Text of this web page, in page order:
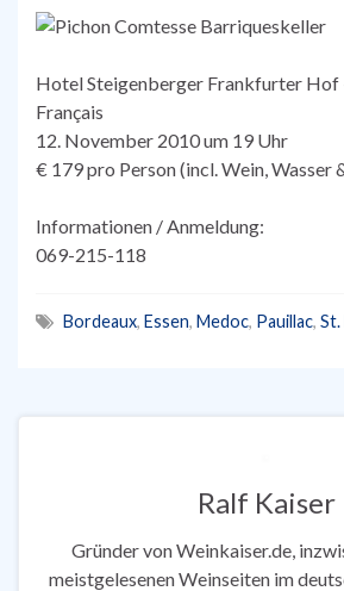
Hotel Steigenberger Frankfurter Hof
Français
12. November 2010 um 19 Uhr
€ 179 pro Person (incl. Wein, Wasser
Informationen / Anmeldung:
069-215-118
Bordeaux, Essen, Medoc, Pauillac, St.
Ralf Kaiser
Gründer von Weinkaiser.de,
meistgelesenen Weinseiten im